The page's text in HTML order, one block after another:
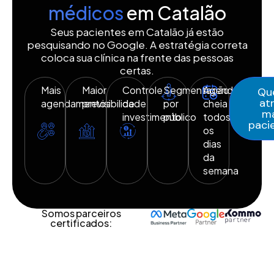
médicosem Catalão
Seus pacientes em Catalão já estão
pesquisando no Google. A estratégia correta
coloca sua clínica na frente das pessoas
certas.
Mais
agendamentos
Maior
previsibilidade
Controle
de
investimento
Segmentação
por
público
Agenda
cheia
todos
os
dias
da
semana
Somos parceiros
certificados: